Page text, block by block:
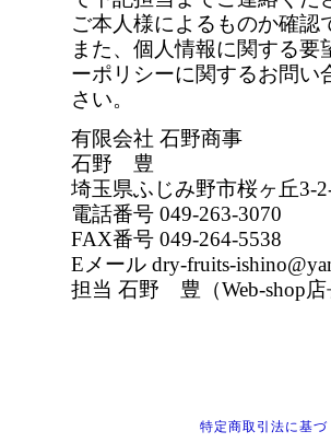
ご本人様によるものか確
また、個人情報に関する
ーポリシーに関するお問い
さい。
有限会社 石野商事
石野 豊
埼玉県ふじみ野市桜ヶ丘3-
電話番号 049-263-3070
FAX番号 049-264-5538
Eメール dry-fruits-
担当 石野 豊（Web-shop店
特定商取引法に基づ